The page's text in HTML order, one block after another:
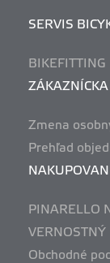
SERVIS
BIKEFITTING
ZÁKAZNÍCKA
Zmena
Prehľad
PINARELLO
VERNOSTNÝ
Obchodné